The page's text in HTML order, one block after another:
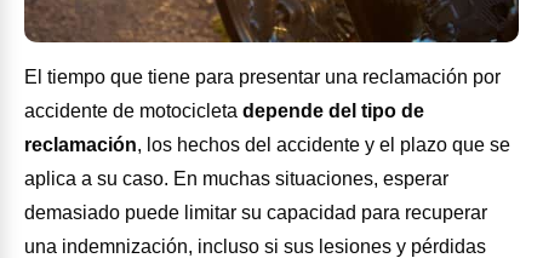
El tiempo que tiene para presentar una reclamación por
accidente de motocicleta depende del tipo de
reclamación, los hechos del accidente y el plazo que se
aplica a su caso. En muchas situaciones, esperar
demasiado puede limitar su capacidad para recuperar
una indemnización, incluso si sus lesiones y pérdidas